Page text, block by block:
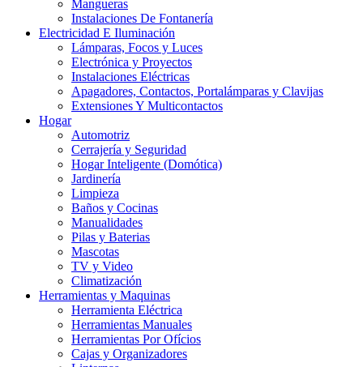
Mangueras
Instalaciones De Fontanería
Electricidad E Iluminación
Lámparas, Focos y Luces
Electrónica y Proyectos
Instalaciones Eléctricas
Apagadores, Contactos, Portalámparas y Clavijas
Extensiones Y Multicontactos
Hogar
Automotriz
Cerrajería y Seguridad
Hogar Inteligente (Domótica)
Jardinería
Limpieza
Baños y Cocinas
Manualidades
Pilas y Baterias
Mascotas
TV y Video
Climatización
Herramientas y Maquinas
Herramienta Eléctrica
Herramientas Manuales
Herramientas Por Ofícios
Cajas y Organizadores